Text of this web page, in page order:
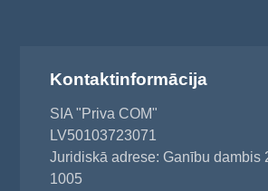
Kontaktinformācija
SIA "Priva COM"
LV50103723071
Juridiskā adrese: Ganību dambis
1005